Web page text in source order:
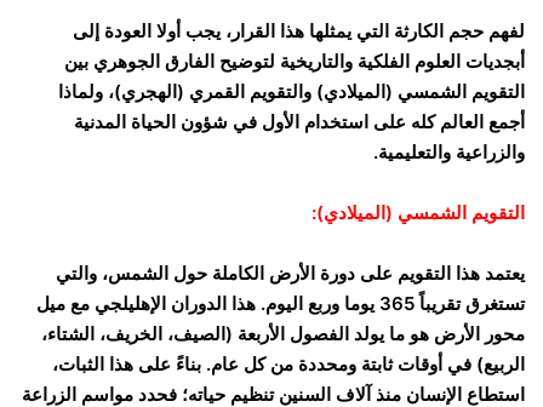
لفهم حجم الكارثة التي يمثلها هذا القرار، يجب أولا العودة إلى
أبجديات العلوم الفلكية والتاريخية لتوضيح الفارق الجوهري بين
التقويم الشمسي (الميلادي) والتقويم القمري (الهجري)، ولماذا
أجمع العالم كله على استخدام الأول في شؤون الحياة المدنية
والزراعية والتعليمية.
التقويم الشمسي (الميلادي):
يعتمد هذا التقويم على دورة الأرض الكاملة حول الشمس، والتي
تستغرق تقريباً 365 يوما وربع اليوم. هذا الدوران الإهليلجي مع ميل
محور الأرض هو ما يولد الفصول الأربعة (الصيف، الخريف، الشتاء،
الربيع) في أوقات ثابتة ومحددة من كل عام. بناءً على هذا الثبات،
استطاع الإنسان منذ آلاف السنين تنظيم حياته؛ فحدد مواسم الزراعة